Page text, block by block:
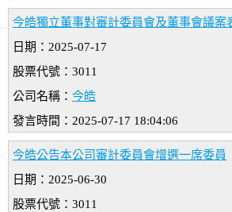
今皓獨立董事對審計委員會及董事會議案
日期：2025-07-17
股票代號：3011
公司名稱： 今皓
發言時間：2025-07-17 18:04:06
今皓公告本公司審計委員會增選一席委員
日期：2025-06-30
股票代號：3011